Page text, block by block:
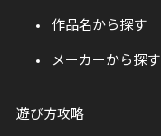
作品名から探す
メーカーから探す
遊び方攻略